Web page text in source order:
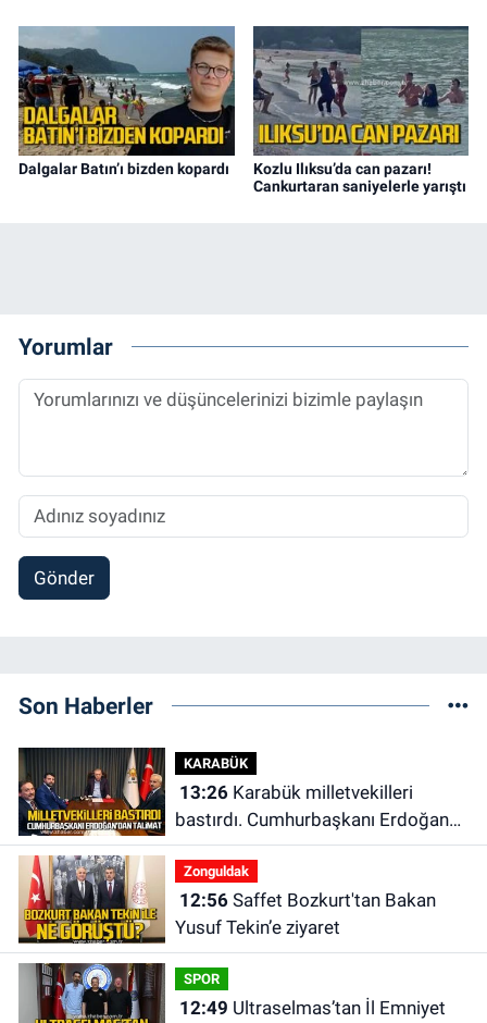
Dalgalar Batın’ı bizden kopardı
Kozlu Ilıksu’da can pazarı!
Cankurtaran saniyelerle yarıştı
Yorumlar
Gönder
Son Haberler
KARABÜK
13:26Karabük milletvekilleri
bastırdı. Cumhurbaşkanı Erdoğan
talimat verdi
Zonguldak
12:56Saffet Bozkurt'tan Bakan
Yusuf Tekin’e ziyaret
SPOR
12:49